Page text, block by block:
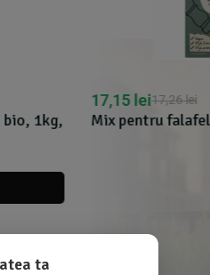
falafel fara gluten bio 160g
ta